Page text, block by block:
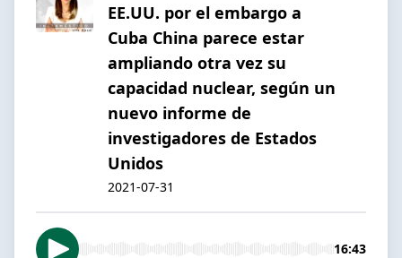
EE.UU. por el embargo a
Cuba China parece estar
ampliando otra vez su
capacidad nuclear, según un
nuevo informe de
investigadores de Estados
Unidos
2021-07-31
16:43